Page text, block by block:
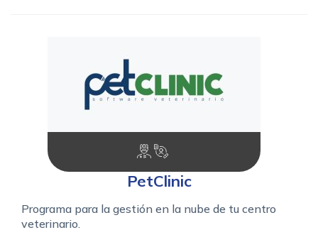
PetClinic
Programa para la gestión en la nube de tu centro
veterinario.